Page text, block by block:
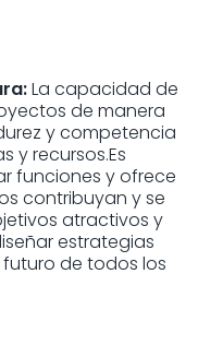
La capacidad de
de manera
y competencia
y recursos.Es
funciones y ofrece
contribuyan y se
atractivos y
estrategias
de todos los